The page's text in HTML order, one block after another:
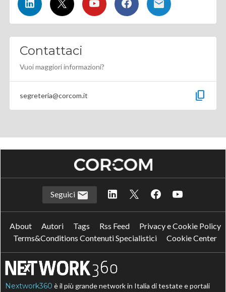
Contattaci
Vuoi maggiori informazioni?
segreteria@corcom.it content_copy
Seguici
About Autori Tags Rss Feed
Privacy e Cookie Policy
Terms&Conditions Contenuti Specialistici
Cookie Center
Nextwork360 è il più grande network in Italia di testate e portali